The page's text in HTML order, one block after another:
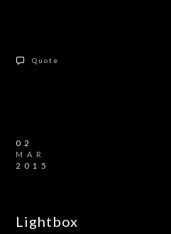
Quote
02
MAR
2015
Lightbox